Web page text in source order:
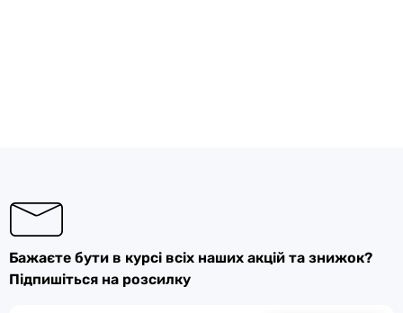
Бажаєте бути в курсі всіх наших акцій та знижок?
Підпишіться на розсилку